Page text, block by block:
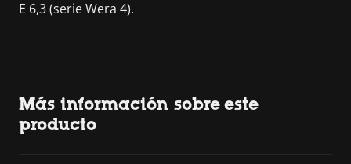
E 6,3 (serie Wera 4).
Más información sobre este
producto